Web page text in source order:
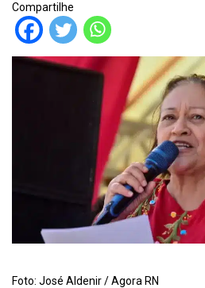
Compartilhe
Foto: José Aldenir / Agora RN